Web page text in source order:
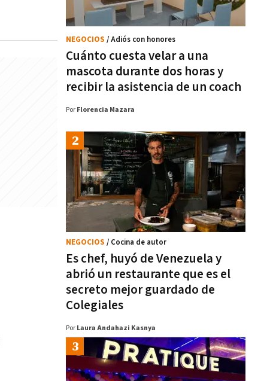
Cuánto cuesta velar a una
mascota durante dos horas y
recibir la asistencia de un coach
NEGOCIOS / Adiós con honores
Por Florencia Mazara
Es chef, huyó de Venezuela y
abrió un restaurante que es el
secreto mejor guardado de
Colegiales
NEGOCIOS / Cocina de autor
Por Laura Andahazi Kasnya